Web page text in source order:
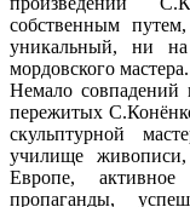
собственным
уникальный, ни
мордовского мастера.
Немало совпадений
пережитых
скульптурной
училище
Европе,
пропаганды,